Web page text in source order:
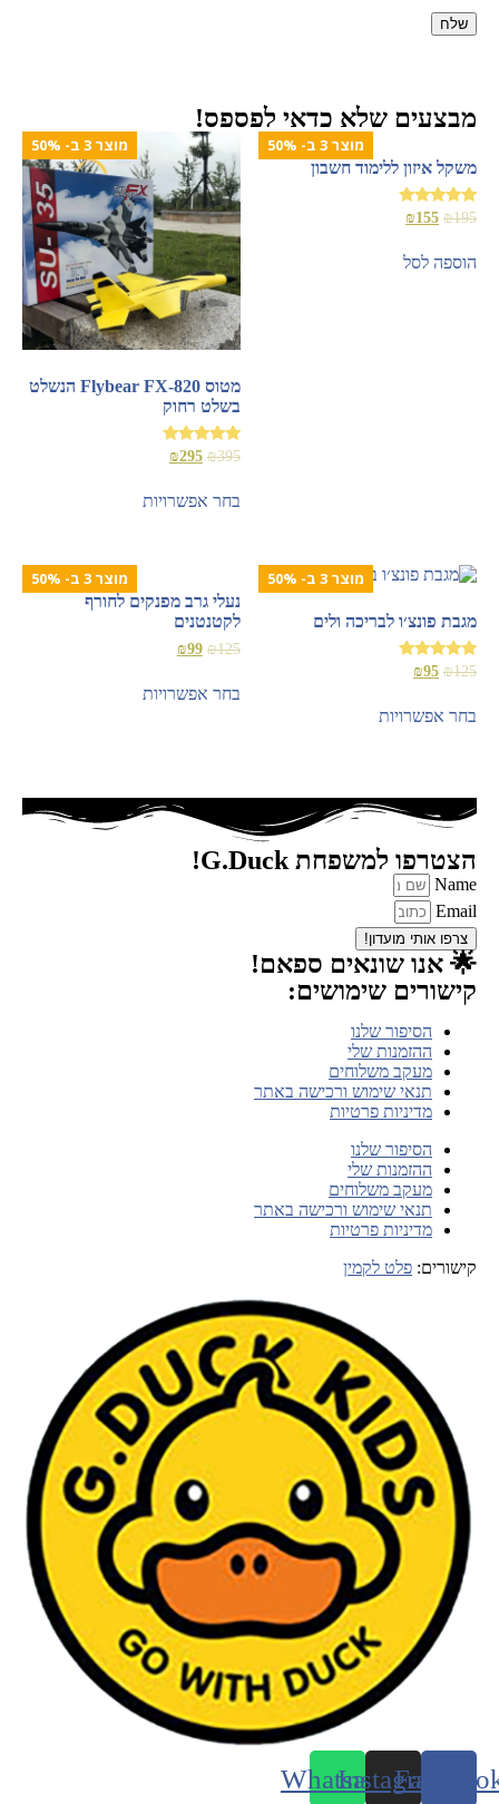
מבצעים שלא כדאי לפספס!
מוצר 3 ב- 50%
משקל איזון ללימוד חשבון
דורג₪195
₪155
הוספה לסל
מוצר 3 ב- 50%
מטוס Flybear FX-820 הנשלט
בשלט רחוק
דורג₪395
₪295
בחר אפשרויות
מוצר 3 ב- 50%
מגבת פונצ׳ו לבריכה ולים
דורג₪125
₪95
בחר אפשרויות
מוצר 3 ב- 50%
נעלי גרב מפנקים לחורף
לקטנטנים
₪125
₪99
בחר אפשרויות
הצטרפו למשפחת G.Duck!
Name
Email
צרפו אותי מועדון!
🌟 אנו שונאים ספאם!
קישורים שימושים:
הסיפור שלנו
ההזמנות שלי
מעקב משלוחים
תנאי שימוש ורכישה באתר
מדיניות פרטיות
הסיפור שלנו
ההזמנות שלי
מעקב משלוחים
תנאי שימוש ורכישה באתר
מדיניות פרטיות
קישורים: פלט לקמין
Instagram
Whatsapp